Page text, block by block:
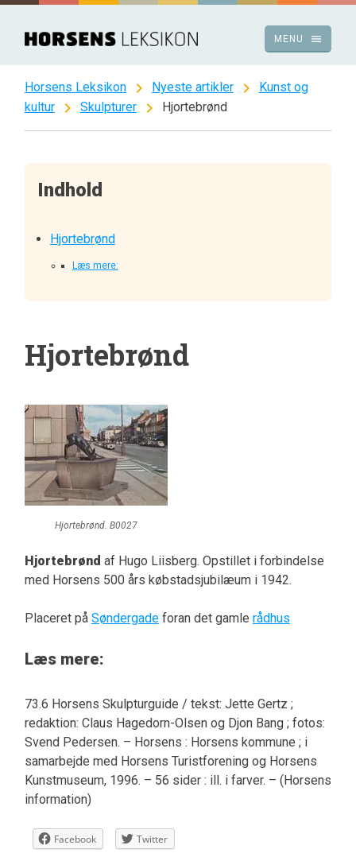
Spring
indhold
menu
MENU
Horsens Leksikon chevron_right Nyeste artikler chevron_right
Kunst og
kultur
chevron_right Skulpturer chevron_right Hjortebrønd
Indhold
Hjortebrønd
Læs mere:
Hjortebrønd
Hjortebrønd. B0027
Hjortebrønd af Hugo Liisberg. Opstillet i forbindelse
med Horsens 500 års købstadsjubilæum i 1942.
Placeret på Søndergadeforan det gamle rådhus
Læs mere:
73.6 Horsens Skulpturguide / tekst: Jette Gertz ;
redaktion: Claus Hagedorn-Olsen og Djon Bang ; fotos:
Svend Pedersen. – Horsens : Horsens kommune ; i
samarbejde med Horsens Turistforening og Horsens
Kunstmuseum, 1996. – 56 sider : ill. i farver. – (Horsens
information)
Facebook Twitter